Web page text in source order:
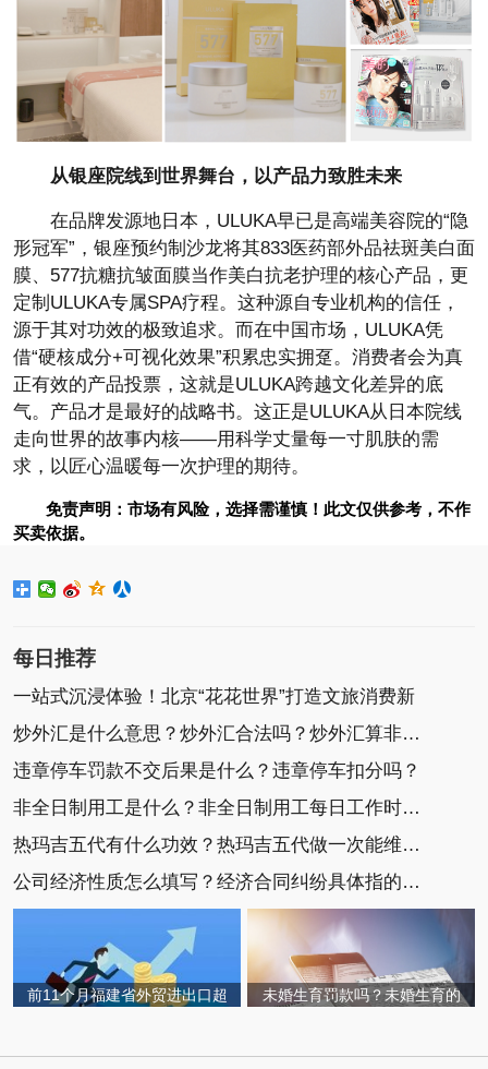
从银座院线到世界舞台，以产品力致胜未来
在品牌发源地日本，ULUKA早已是高端美容院的“隐
形冠军”，银座预约制沙龙将其833医药部外品祛斑美白面
膜、577抗糖抗皱面膜当作美白抗老护理的核心产品，更
定制ULUKA专属SPA疗程。这种源自专业机构的信任，
源于其对功效的极致追求。而在中国市场，ULUKA凭
借“硬核成分+可视化效果”积累忠实拥趸。消费者会为真
正有效的产品投票，这就是ULUKA跨越文化差异的底
气。产品才是最好的战略书。这正是ULUKA从日本院线
走向世界的故事内核——用科学丈量每一寸肌肤的需
求，以匠心温暖每一次护理的期待。
免责声明：市场有风险，选择需谨慎！此文仅供参考，不作
买卖依据。
每日推荐
一站式沉浸体验！北京“花花世界”打造文旅消费新
炒外汇是什么意思？炒外汇合法吗？炒外汇算非法集
违章停车罚款不交后果是什么？违章停车扣分吗？
非全日制用工是什么？非全日制用工每日工作时间不
热玛吉五代有什么功效？热玛吉五代做一次能维持多
公司经济性质怎么填写？经济合同纠纷具体指的是什
前11个月福建省外贸进出口超 未婚生育罚款吗？未婚生育的